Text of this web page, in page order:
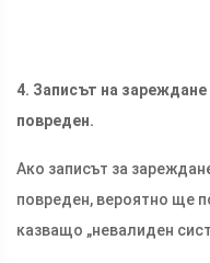
4. Записът на
повреден.
Ако записът за
повреден, вероятно ще
казващо „невалиден